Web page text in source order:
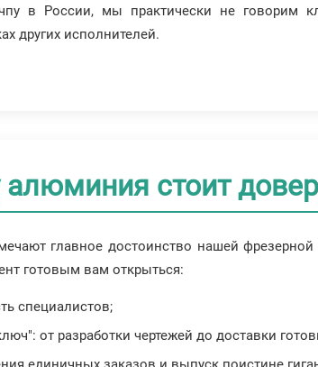
в России, мы практически не говорим
других исполнителей.
стоит
главное достоинство нашей
готовым вам открыться:
специалистов;
от разработки чертежей до доставки